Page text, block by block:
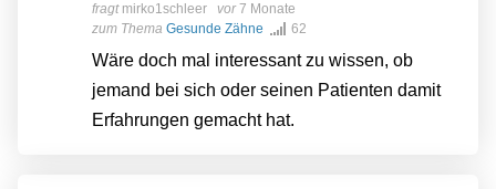
fragt mirko1schleer vor7 Monate
zum Thema Gesunde Zähne 62
Wäre doch mal interessant zu wissen, ob
jemand bei sich oder seinen Patienten damit
Erfahrungen gemacht hat.